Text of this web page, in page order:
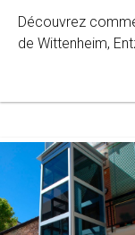
Découvrez
de Wittenheim,